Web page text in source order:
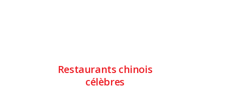
Restaurants chinois
célèbres